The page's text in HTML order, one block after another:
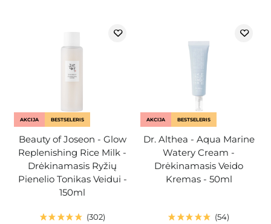
AKCIJA BESTSELERIS
Beauty of Joseon - Glow
Replenishing Rice Milk -
Drėkinamasis Ryžių
Pienelio Tonikas Veidui -
150ml
302
AKCIJA BESTSELERIS
Dr. Althea - Aqua Marine
Watery Cream -
Drėkinamasis Veido
Kremas - 50ml
54